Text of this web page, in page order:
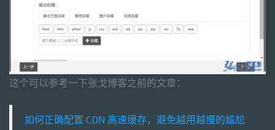
这个可以参考一下张戈博客之前的文章：
如何正确配置 CDN 高速缓存，避免越用越慢的尴尬